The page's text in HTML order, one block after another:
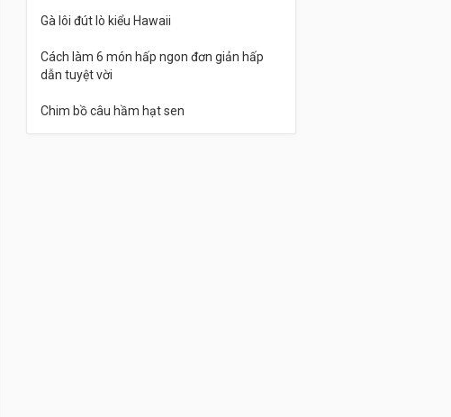
Gà lôi đút lò kiểu Hawaii
Cách làm 6 món hấp ngon đơn giản hấp
dẫn tuyệt vời
Chim bồ câu hầm hạt sen